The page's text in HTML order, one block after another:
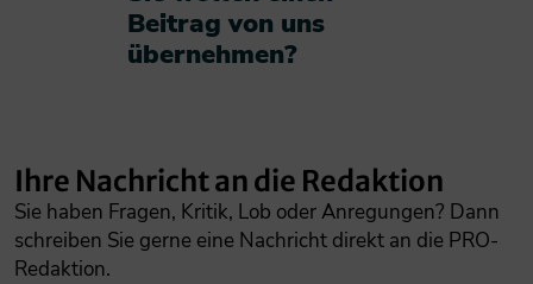
Beitrag von uns
übernehmen?​
Ihre Nachricht an die Redaktion
Sie haben Fragen, Kritik, Lob oder Anregungen? Dann
schreiben Sie gerne eine Nachricht direkt an die PRO-
Redaktion.